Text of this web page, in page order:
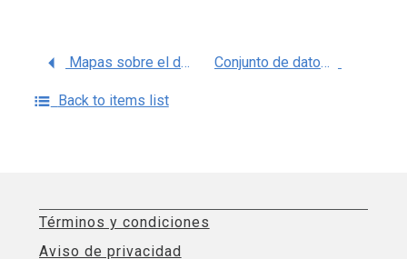
Mapas sobre el diagnóstico y notificación de TB resistente a rifampicina ( Tuberculosis ) Conjunto de datos de la Ciudad de México
Back to items list
Términos y condiciones
Aviso de privacidad